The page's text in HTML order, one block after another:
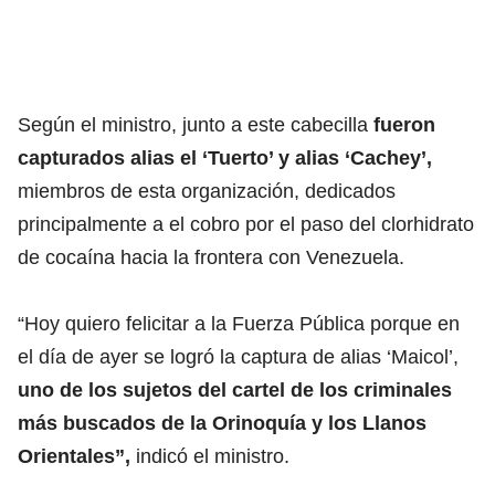
Según el ministro, junto a este cabecilla fueron
capturados alias el ‘Tuerto’ y alias ‘Cachey’,
miembros de esta organización, dedicados
principalmente a el cobro por el paso del clorhidrato
de cocaína hacia la frontera con Venezuela.
“Hoy quiero felicitar a la Fuerza Pública porque en
el día de ayer se logró la captura de alias ‘Maicol’,
uno de los sujetos del cartel de los criminales
más buscados de la Orinoquía y los Llanos
Orientales”, indicó el ministro.